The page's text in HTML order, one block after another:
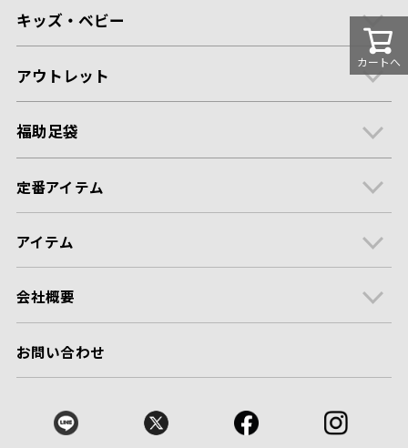
カートへ
キッズ・ベビー
アウトレット
福助足袋
定番アイテム
アイテム
会社概要
お問い合わせ